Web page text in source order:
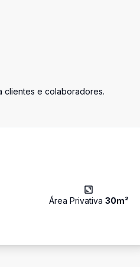
clientes e colaboradores.
Área Privativa 30m²